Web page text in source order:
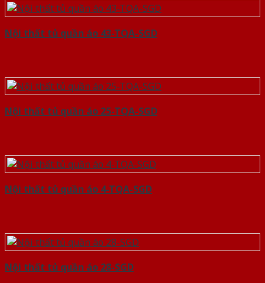
Nội thất tủ quần áo 43-TQA-SGD
Nội thất tủ quần áo 25-TQA-SGD
Nội thất tủ quần áo 4-TQA-SGD
Nội thất tủ quần áo 28-SGD